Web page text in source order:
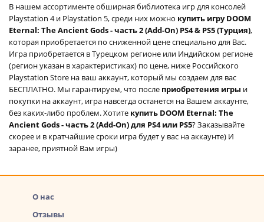
В нашем ассортименте обширная библиотека игр для консолей
Playstation 4 и Playstation 5, среди них можно купить игру DOOM
Eternal: The Ancient Gods - часть 2 (Add-On) PS4 & PS5 (Турция),
которая приобретается по сниженной цене специально для Вас.
Игра приобретается в Турецком регионе или Индийском регионе
(регион указан в характеристиках) по цене, ниже Российского
Playstation Store на ваш аккаунт, который мы создаем для вас
БЕСПЛАТНО. Мы гарантируем, что после приобретения игры и
покупки на аккаунт, игра навсегда останется на Вашем аккаунте,
без каких-либо проблем. Хотите купить DOOM Eternal: The
Ancient Gods - часть 2 (Add-On) для PS4 или PS5? Заказывайте
скорее и в кратчайшие сроки игра будет у вас на аккаунте) И
заранее, приятной Вам игры)
О нас
Отзывы